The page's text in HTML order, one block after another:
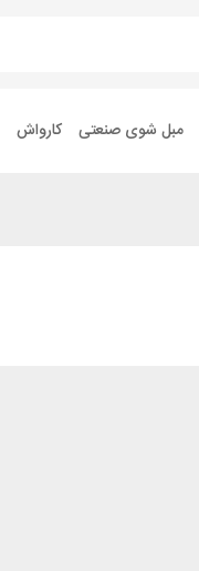
مبل شوی صنعتی کارواش